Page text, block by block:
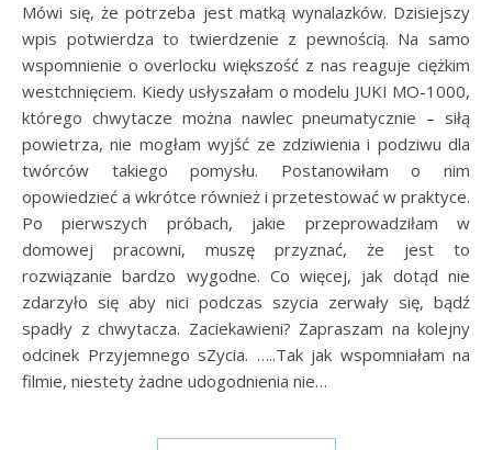
Mówi się, że potrzeba jest matką wynalazków. Dzisiejszy
wpis potwierdza to twierdzenie z pewnością. Na samo
wspomnienie o overlocku większość z nas reaguje ciężkim
westchnięciem. Kiedy usłyszałam o modelu JUKI MO-1000,
którego chwytacze można nawlec pneumatycznie – siłą
powietrza, nie mogłam wyjść ze zdziwienia i podziwu dla
twórców takiego pomysłu. Postanowiłam o nim
opowiedzieć a wkrótce również i przetestować w praktyce.
Po pierwszych próbach, jakie przeprowadziłam w
domowej pracowni, muszę przyznać, że jest to
rozwiązanie bardzo wygodne. Co więcej, jak dotąd nie
zdarzyło się aby nici podczas szycia zerwały się, bądź
spadły z chwytacza. Zaciekawieni? Zapraszam na kolejny
odcinek Przyjemnego sZycia. …..Tak jak wspomniałam na
filmie, niestety żadne udogodnienia nie…